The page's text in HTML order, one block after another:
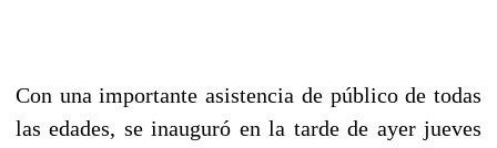
Con una importante asistencia de público de todas
las edades, se inauguró en la tarde de ayer jueves